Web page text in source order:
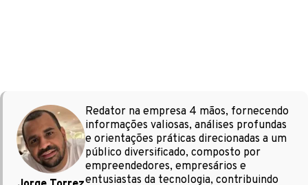
Redator na empresa 4 mãos, fornecendo
informações valiosas, análises profundas
e orientações práticas direcionadas a um
público diversificado, composto por
empreendedores, empresários e
entusiastas da tecnologia, contribuindo